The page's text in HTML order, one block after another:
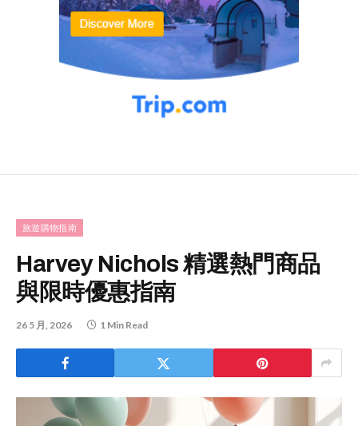
旅遊購物指南
Harvey Nichols 精選熱門商品
與限時優惠指南
26 5 月, 2026 1 Min Read